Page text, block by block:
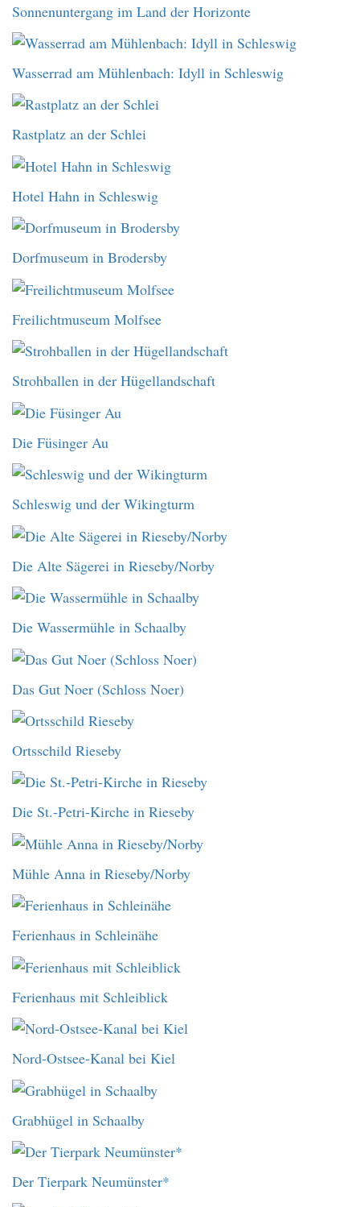
Sonnenuntergang im Land der Horizonte
Wasserrad am Mühlenbach: Idyll in Schleswig
Rastplatz an der Schlei
Hotel Hahn in Schleswig
Dorfmuseum in Brodersby
Freilichtmuseum Molfsee
Strohballen in der Hügellandschaft
Die Füsinger Au
Schleswig und der Wikingturm
Die Alte Sägerei in Rieseby/Norby
Die Wassermühle in Schaalby
Das Gut Noer (Schloss Noer)
Ortsschild Rieseby
Die St.-Petri-Kirche in Rieseby
Mühle Anna in Rieseby/Norby
Ferienhaus in Schleinähe
Ferienhaus mit Schleiblick
Nord-Ostsee-Kanal bei Kiel
Grabhügel in Schaalby
Der Tierpark Neumünster*